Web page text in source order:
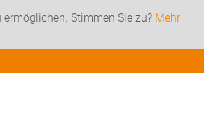
Stimmen Sie zu? Mehr